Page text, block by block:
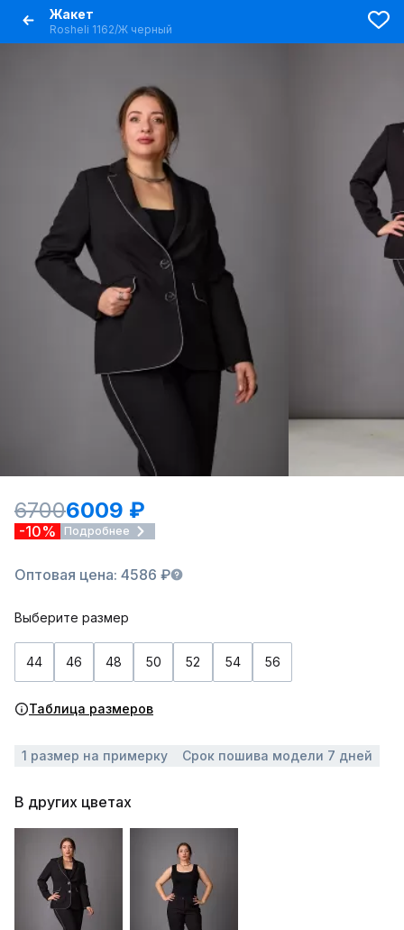
Жакет
Rosheli 1162/Ж черный
67006009 ₽
-10% Подробнее
Оптовая цена: 4586 ₽
Выберите размер
44 46 48 50 52 54 56
Таблица размеров
1 размер на примерку Срок пошива модели 7 дней
В других цветах